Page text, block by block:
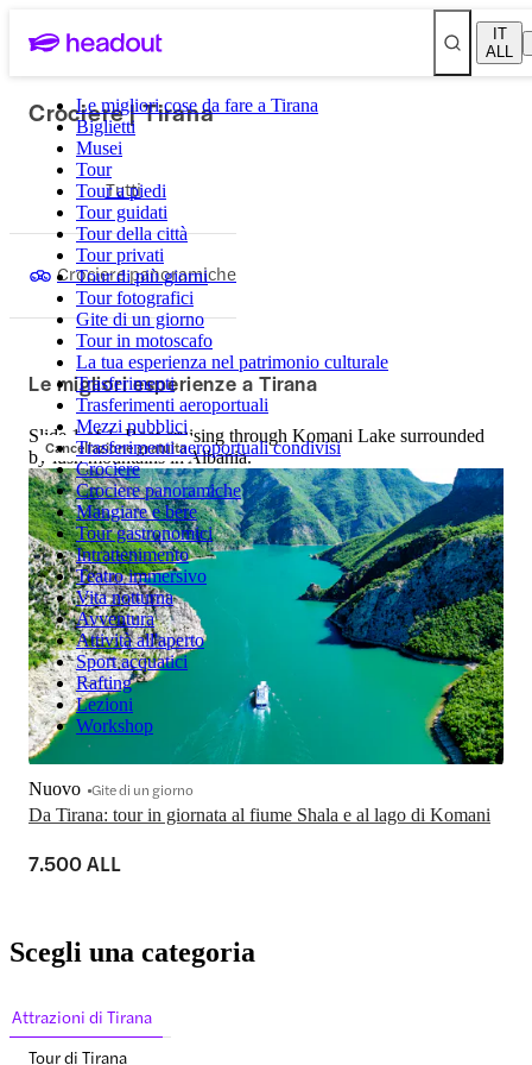
IT
ALL
Le migliori cose da fare a Tirana
Biglietti
Musei
Tour
Tour a piedi
Tour guidati
Tour della città
Tour privati
Tour di più giorni
Tour fotografici
Gite di un giorno
Tour in motoscafo
La tua esperienza nel patrimonio culturale
Trasferimenti
Trasferimenti aeroportuali
Mezzi pubblici
Trasferimenti aeroportuali condivisi
Crociere
Crociere panoramiche
Mangiare e bere
Tour gastronomici
Intrattenimento
Teatro immersivo
Vita notturna
Avventura
Attività all'aperto
Sport acquatici
Rafting
Lezioni
Workshop
Crociere | Tirana
Tutti
Crociere panoramiche
Le migliori esperienze a Tirana
Cancellazione gratuita
Slide 1 of 1, Boat cruising through Komani Lake surrounded
by lush mountains in Albania.
Da Tirana: tour in giornata al fiume Shala e al lago di Komani
Nuovo Gite di un giorno
7.500 ALL
Scegli una categoria
Attrazioni di Tirana
Tour di Tirana